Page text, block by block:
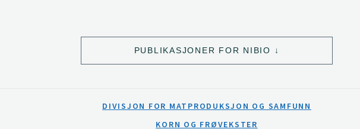
PUBLIKASJONER FOR NIBIO
DIVISJON FOR MATPRODUKSJON OG SAMFUNN
KORN OG FRØVEKSTER